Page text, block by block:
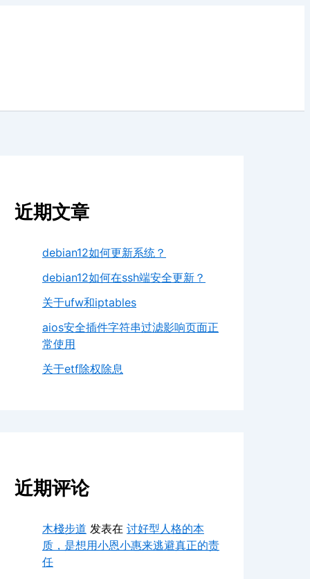
近期文章
debian12如何更新系统？
debian12如何在ssh端安全更新？
关于ufw和iptables
aios安全插件字符串过滤影响页面正
常使用
关于etf除权除息
近期评论
木棧步道 发表在 讨好型人格的本
质，是想用小恩小惠来逃避真正的责
任